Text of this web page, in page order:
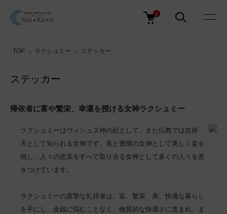
0
TOP ラクシュミー ステッカー
ステッカー
帰依者に富や繁栄、幸運を授ける女神ラクシュミー
ラクシュミーはヴィシュヌ神の妃として、また仏教では吉祥
天として知られる女神です。美と豊穣の女神として美しく姿を
現し、人々の悲哀をすべて取り去る女神として多くの人々を惹
きつけています。
ラクシュミーの真摯な礼拝者は、富、繁栄、美、快適な暮らし
を手にし、金銭に悩むことなく、物質的な快適さに恵まれ、ま